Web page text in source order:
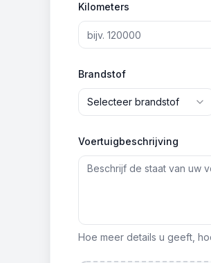
Kilometers
Brandstof
Selecteer brandstof
Voertuigbeschrijving
Hoe meer details u geeft,